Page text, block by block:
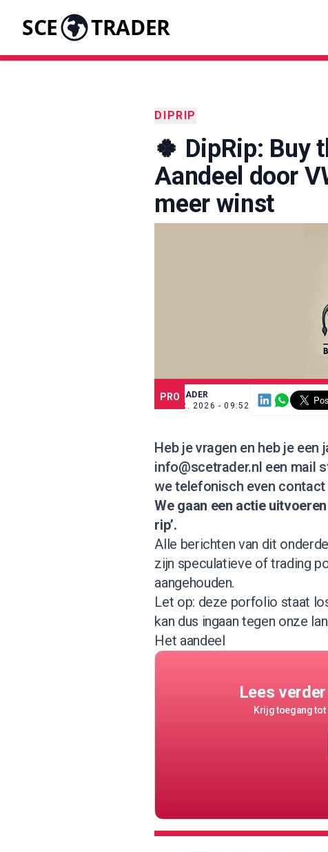
SCE TRADER
DIPRIP
🍀 DipRip: Buy
Aandeel door
meer winst
PRO
SCE TRADER
20 APR. 2026 - 09:52
Heb je vragen en heb je
info@scetrader.nl een mail
we telefonisch even
We gaan een actie
rip’.
Alle berichten van dit
zijn speculatieve of trading
aangehouden.
Let op: deze porfolio staat
kan dus ingaan tegen onze
Het aandeel
Lees
Krijg toegang tot